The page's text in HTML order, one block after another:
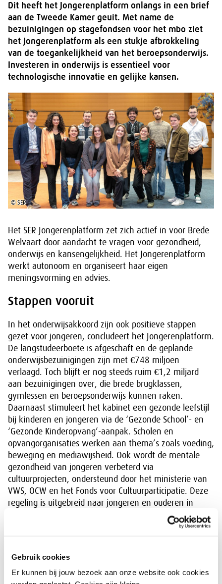
Gebruik cookies
Er kunnen bij jouw bezoek aan onze website ook cookies
Dit heeft het Jongerenplatform onlangs in een brief
aan de Tweede Kamer geuit. Met name de
bezuinigingen op stagefondsen voor het mbo ziet
het Jongerenplatform als een stukje afbrokkeling
van de toegankelijkheid van het beroepsonderwijs.
Investeren in onderwijs is essentieel voor
technologische innovatie en gelijke kansen.
© SER
Het SER Jongerenplatform zet zich actief in voor Brede
Welvaart door aandacht te vragen voor gezondheid,
onderwijs en kansengelijkheid. Het Jongerenplatform
werkt autonoom en organiseert haar eigen
meningsvorming en advies.
Stappen vooruit
In het onderwijsakkoord zijn ook positieve stappen
gezet voor jongeren, concludeert het Jongerenplatform.
De langstudeerboete is afgeschaft en de geplande
onderwijsbezuinigingen zijn met €748 miljoen
verlaagd. Toch blijft er nog steeds ruim €1,2 miljard
aan bezuinigingen over, die brede brugklassen,
gymlessen en beroepsonderwijs kunnen raken.
Daarnaast stimuleert het kabinet een gezonde leefstijl
bij kinderen en jongeren via de ‘Gezonde School’- en
‘Gezonde Kinderopvang’-aanpak. Scholen en
opvangorganisaties werken aan thema’s zoals voeding,
beweging en mediawijsheid. Ook wordt de mentale
gezondheid van jongeren verbeterd via
cultuurprojecten, ondersteund door het ministerie van
VWS, OCW en het Fonds voor Cultuurparticipatie. Deze
regeling is uitgebreid naar jongeren en ouderen in
Gezondheid heeft prioriteit
Gezondheid, onderwijs en cultuur zijn essentieel voor
een sterke samenleving. Investeren in deze domeinen